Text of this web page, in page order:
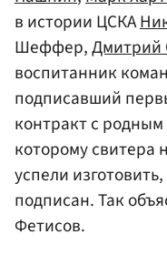
в истории ЦСКА
Шеффер,Дмитрий
воспитанник
подписавший
контракт с
которому свитера
успели
подписан. Так
Фетисов.